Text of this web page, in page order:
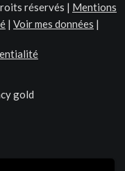
réservés | Mentions
| Voir mes données |